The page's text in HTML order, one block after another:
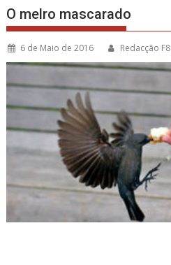
O melro mascarado
6 de Maio de 2016 Redacção F8